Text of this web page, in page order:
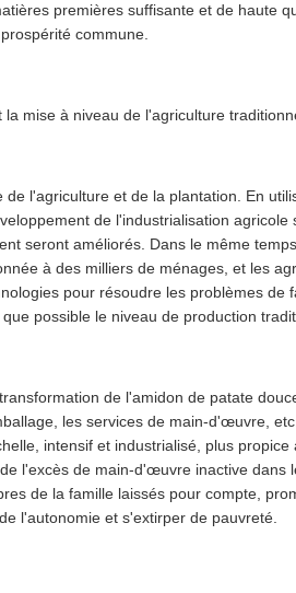
premières suffisante et de haute
commune.
mise à niveau de l'agriculture
l'agriculture et de la plantation. En
de l'industrialisation
seront améliorés. Dans le même
à des milliers de ménages, et les
pour résoudre les problèmes de
possible le niveau de production
de l'amidon de patate
les services de main-d'œuvre,
intensif et industrialisé, plus
l'excès de main-d'œuvre inactive dans
de la famille laissés pour compte,
l'autonomie et s'extirper de pauvreté.